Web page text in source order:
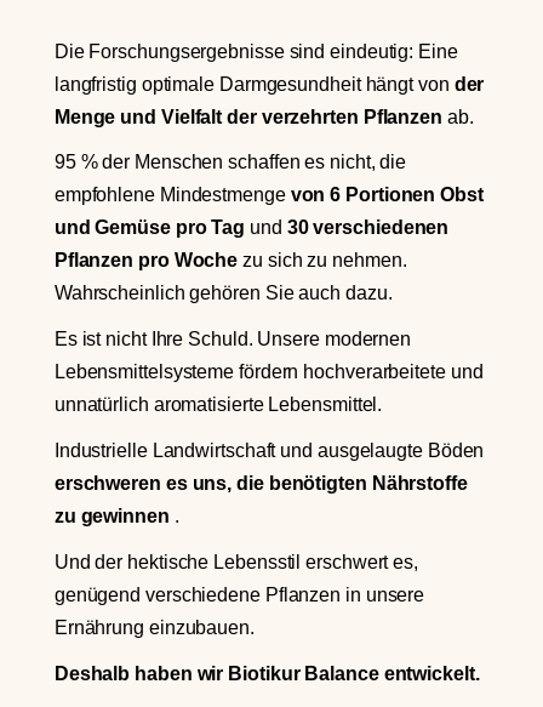
Die Forschungsergebnisse sind eindeutig: Eine
langfristig optimale Darmgesundheit hängt von der
Menge und Vielfalt der verzehrten Pflanzen ab.
95 % der Menschen schaffen es nicht, die
empfohlene Mindestmenge von 6 Portionen Obst
und Gemüse pro Tag und 30 verschiedenen
Pflanzen pro Woche zu sich zu nehmen.
Wahrscheinlich gehören Sie auch dazu.
Es ist nicht Ihre Schuld. Unsere modernen
Lebensmittelsysteme fördern hochverarbeitete und
unnatürlich aromatisierte Lebensmittel.
Industrielle Landwirtschaft und ausgelaugte Böden
erschweren es uns, die benötigten Nährstoffe
zu gewinnen .
Und der hektische Lebensstil erschwert es,
genügend verschiedene Pflanzen in unsere
Ernährung einzubauen.
Deshalb haben wir Biotikur Balance entwickelt.